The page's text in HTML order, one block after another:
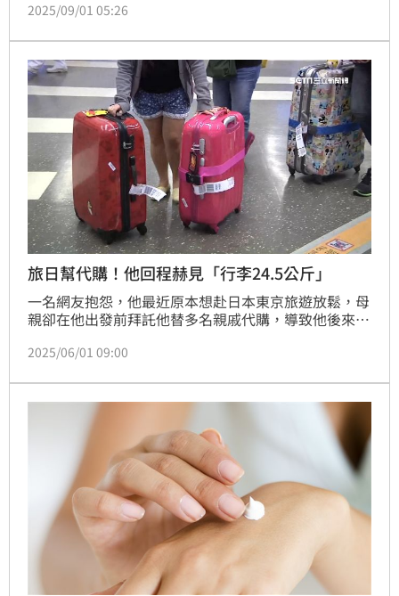
物中心、美食，而且飛行時間也很短，是旅遊的好去
去」。
2025/09/01 05:26
旅日幫代購！他回程赫見「行李24.5公斤」
一名網友抱怨，他最近原本想赴日本東京旅遊放鬆，母
親卻在他出發前拜託他替多名親戚代購，導致他後來在
都是別人的物品，也讓他無奈直呼「每次出國，壓力都
2025/06/01 09:00